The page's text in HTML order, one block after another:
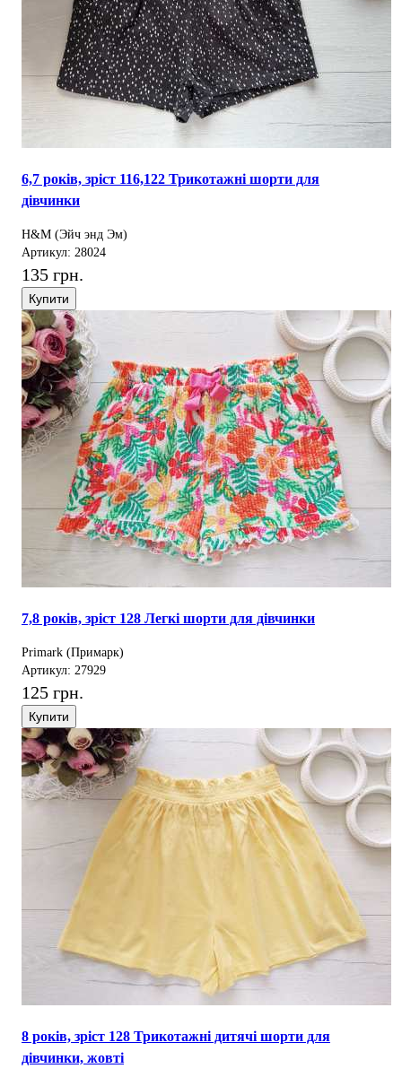
6,7 років, зріст 116,122 Трикотажні шорти для
дівчинки
H&M (Эйч энд Эм)
Артикул: 28024
135 грн.
Купити
7,8 років, зріст 128 Легкі шорти для дівчинки
Primark (Примарк)
Артикул: 27929
125 грн.
Купити
8 років, зріст 128 Трикотажні дитячі шорти для
дівчинки, жовті